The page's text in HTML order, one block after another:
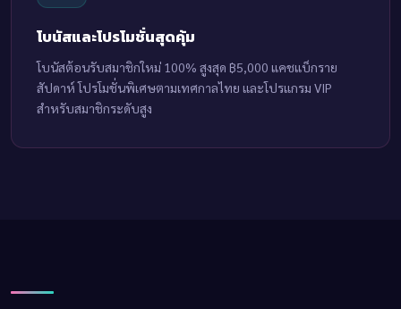
โบนัสและโปรโมชั่นสุดคุ้ม
โบนัสต้อนรับสมาชิกใหม่ 100% สูงสุด ฿5,000 แคชแบ็กราย
สัปดาห์ โปรโมชั่นพิเศษตามเทศกาลไทย และโปรแกรม VIP
สำหรับสมาชิกระดับสูง